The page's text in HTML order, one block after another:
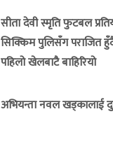
सीता देवी स्मृति फुटबल
सिक्किम पुलिसँग पराजित
पहिलो खेलबाटै बाहिरियो
अभियन्ता नवल खड्कालाई दुई